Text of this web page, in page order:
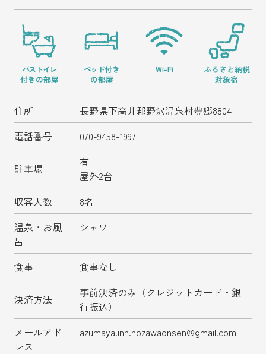
野沢温泉マウンテンリ
ゾート観光局について
野沢温泉スキー場WEBリフト券
プライバシーポリシー
よくあるご質
会員専用ペー
Copyright (c) 2024 野沢温泉マウンテンリゾート観光局
バストイレ
付きの部屋
ベッド付き
の部屋
Wi-Fi
ふるさと納税
対象宿
住所
長野県下高井郡野沢温泉村豊郷8804
電話番号
070-9458-1997
駐車場
有
屋外2台
収容人数
8名
温泉・お風
呂
シャワー
食事 食事なし
決済方法
事前決済のみ（クレジットカード・銀
行振込）
メールアド
レス
azumaya.inn.nozawaonsen@gmail.com